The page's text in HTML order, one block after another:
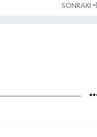
SONRAKI